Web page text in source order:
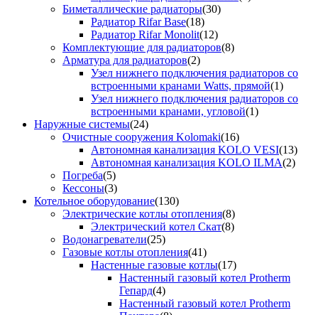
Биметаллические радиаторы(30)
Радиатор Rifar Base(18)
Радиатор Rifar Monolit(12)
Комплектующие для радиаторов(8)
Арматура для радиаторов(2)
Узел нижнего подключения радиаторов со
встроенными кранами Watts, прямой(1)
Узел нижнего подключения радиаторов со
встроенными кранами, угловой(1)
Наружные системы(24)
Очистные сооружения Kolomaki(16)
Автономная канализация KOLO VESI(13)
Автономная канализация KOLO ILMA(2)
Погреба(5)
Кессоны(3)
Котельное оборудование(130)
Электрические котлы отопления(8)
Электрический котел Скат(8)
Водонагреватели(25)
Газовые котлы отопления(41)
Настенные газовые котлы(17)
Настенный газовый котел Protherm
Гепард(4)
Настенный газовый котел Protherm